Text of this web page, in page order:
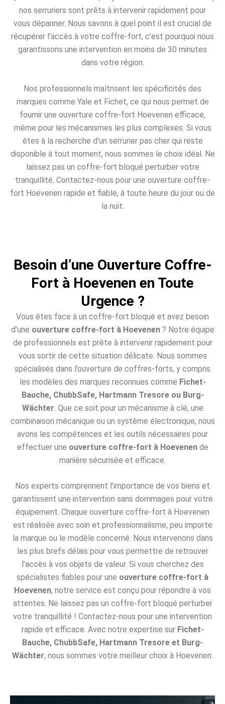
nos serruriers sont prêts à intervenir rapidement pour
vous dépanner. Nous savons à quel point il est crucial de
récupérer l’accès à votre coffre-fort, c’est pourquoi nous
garantissons une intervention en moins de 30 minutes
dans votre région.
Nos professionnels maîtrisent les spécificités des
marques comme Yale et Fichet, ce qui nous permet de
fournir une ouverture coffre-fort Hoevenen efficace,
même pour les mécanismes les plus complexes. Si vous
êtes à la recherche d’un serrurier pas cher qui reste
disponible à tout moment, nous sommes le choix idéal. Ne
laissez pas un coffre-fort bloqué perturber votre
tranquillité. Contactez-nous pour une ouverture coffre-
fort Hoevenen rapide et fiable, à toute heure du jour ou de
la nuit.
Besoin d’une Ouverture Coffre-
Fort à Hoevenen en Toute
Urgence ?
Vous êtes face à un coffre-fort bloqué et avez besoin
d’une ouverture coffre-fort à Hoevenen? Notre équipe
de professionnels est prête à intervenir rapidement pour
vous sortir de cette situation délicate. Nous sommes
spécialisés dans l’ouverture de coffres-forts, y compris
les modèles des marques reconnues comme Fichet-
Bauche, ChubbSafe, Hartmann Tresore ou Burg-
Wächter . Que ce soit pour un mécanisme à clé, une
combinaison mécanique ou un système électronique, nous
avons les compétences et les outils nécessaires pour
effectuer une ouverture coffre-fort à Hoevenende
manière sécurisée et efficace.
Nos experts comprennent l’importance de vos biens et
garantissent une intervention sans dommages pour votre
équipement. Chaque ouverture coffre-fort à Hoevenen
est réalisée avec soin et professionnalisme, peu importe
la marque ou le modèle concerné. Nous intervenons dans
les plus brefs délais pour vous permettre de retrouver
l’accès à vos objets de valeur. Si vous cherchez des
spécialistes fiables pour une ouverture coffre-fort à
Hoevenen, notre service est conçu pour répondre à vos
attentes. Ne laissez pas un coffre-fort bloqué perturber
votre tranquillité ! Contactez-nous pour une intervention
rapide et efficace. Avec notre expertise sur Fichet-
Bauche, ChubbSafe, Hartmann Tresore et Burg-
Wächter, nous sommes votre meilleur choix à Hoevenen.